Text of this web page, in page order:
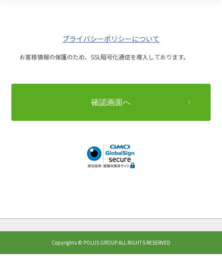
プライバシーポリシーについて
お客様情報の保護のため、SSL暗号化通信を導入しております。
Copyrights © POLUS GROUP ALL RIGHTS RESERVED